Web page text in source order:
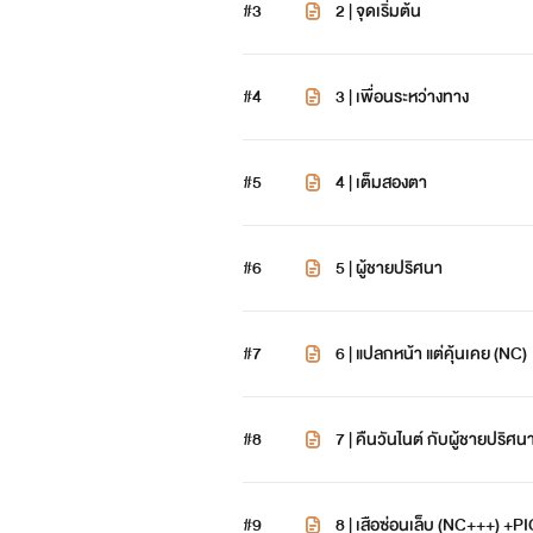
#3 2 | จุดเริ่มต้น
#4 3 | เพื่อนระหว่างทาง
#5 4 | เต็มสองตา
#6 5 | ผู้ชายปริศนา
#7 6 | แปลกหน้า แต่คุ้นเคย (NC)
#8 7 | คืนวันไนต์ กับผู้ชายปริศน
#9 8 | เสือซ่อนเล็บ (NC+++)